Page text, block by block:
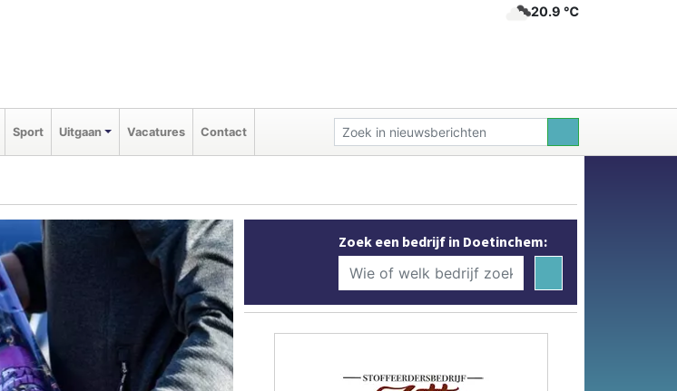
20.9 ℃
Sport Uitgaan Vacatures Contact
Zoek een bedrijf in Doetinchem: